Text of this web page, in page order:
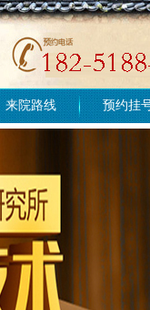
来院路线 预约挂